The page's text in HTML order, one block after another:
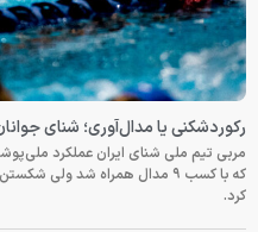
رکوردشکنی یا مدال‌آوری؛ شنای
مربی تیم ملی شنای ایران عملکرد
که با کسب ۹ مدال همراه شد ولی
کرد.